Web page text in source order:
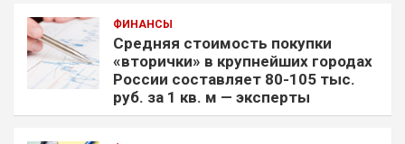
ФИНАНСЫ
Средняя стоимость покупки
«вторички» в крупнейших городах
России составляет 80-105 тыс.
руб. за 1 кв. м — эксперты